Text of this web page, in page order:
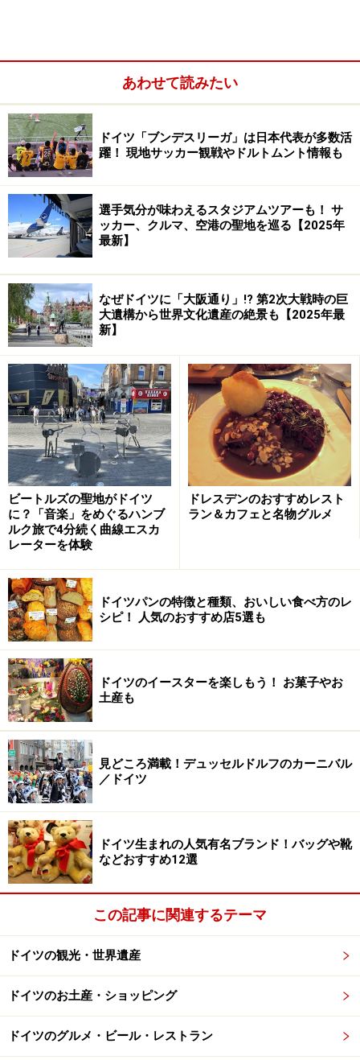
イースターは年によって異なる移動祝祭日。春分の日の
後の満月の次の日曜日とされていて、その前の金曜
（Karfreitag）から次の月曜日（Ostermontag）までがイ
ースター期間となります。この間は休日となりますが土
曜日はほとんどのお店が通常営業です。
※2020年のイースターは4/10（金）～4/13（月）
ひとつひとつ手作りされた芸術品のようなイースターエッグ
はコレクターも大勢いる
ここではイースターの過ごし方や各地の珍しい風習、お
土産におすすめのお菓子やグッズなどドイツのイースタ
ー情報をたっぷりとご紹介します。
＜目次＞
イースターのシンボルはうさぎと卵
ドイツ各地のイースターの風習やイベント
イースターのおすすめ土産1 チョコレート、お菓
子
イースターのおすすめ土産2 イースターエッグ
イースターのおすすめ土産3 雑貨やキッチン用品
ドイツのイースターのごちそう
イースターのシンボルはうさぎと卵
ドイツのイースターに欠かせないうさぎと卵。春が近づくと
街中にあふれます
ドイツのイースターのシンボルは「うさぎ（オースター
ハーゼ）」と「卵（オースターアイア―）」。新しい命
や多産の象徴とされるうさぎと卵をキリストの復活に結
び付けたことに由来します。
あわせて読みたい
ドイツ「ブンデスリーガ」は日本代表が多数活
躍！ 現地サッカー観戦やドルトムント情報も
選手気分が味わえるスタジアムツアーも！ サ
ッカー、クルマ、空港の聖地を巡る【2025年
最新】
なぜドイツに「大阪通り」!? 第2次大戦時の巨
大遺構から世界文化遺産の絶景も【2025年最
新】
ビートルズの聖地がドイツ
に？「音楽」をめぐるハンブ
ルク旅で4分続く曲線エスカ
レーターを体験
ドレスデンのおすすめレスト
ラン＆カフェと名物グルメ
ドイツパンの特徴と種類、おいしい食べ方のレ
シピ！ 人気のおすすめ店5選も
ドイツのイースターを楽しもう！ お菓子やお
土産も
見どころ満載！デュッセルドルフのカーニバル
／ドイツ
ドイツ生まれの人気有名ブランド！バッグや靴
などおすすめ12選
この記事に関連するテーマ
ドイツの観光・世界遺産
ドイツのお土産・ショッピング
ドイツのグルメ・ビール・レストラン